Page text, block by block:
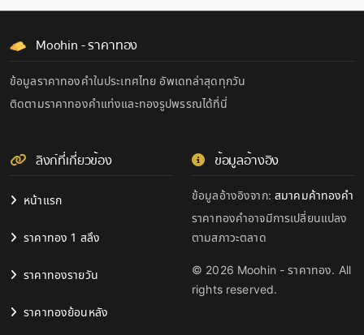
Moohin - ราคาทอง
ข้อมูลราคาทองคำในประเทศไทย อัพเดทล่าสุดทุกวัน
ติดตามราคาทองคำแท่งและทองรูปพรรณได้ที่นี่
ลิงก์ที่เกี่ยวข้อง
หน้าแรก
ราคาทอง 1 สลึง
ราคาทองรายวัน
ราคาทองย้อนหลัง
ข้อมูลอ้างอิง
ข้อมูลอ้างอิงจาก: สมาคมค้าทองคำ
ราคาทองคำอาจมีการเปลี่ยนแปลง
ตามสภาวะตลาด
© 2026 Moohin - ราคาทอง. All
rights reserved.